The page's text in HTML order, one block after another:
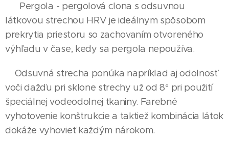
Pergola - pergolová clona s odsuvnou
látkovou strechou HRV je ideálnym spôsobom
prekrytia priestoru so zachovaním otvoreného
výhľadu v čase, kedy sa pergola nepoužíva.
Odsuvná strecha ponúka napríklad aj odolnosť
voči dažďu pri sklone strechy už od 8° pri použití
špeciálnej vodeodolnej tkaniny. Farebné
vyhotovenie konštrukcie a taktiež kombinácia látok
dokáže vyhovieť každým nárokom.